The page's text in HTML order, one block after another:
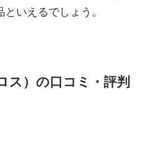
いえるでしょう。
ス）の口コミ・評判